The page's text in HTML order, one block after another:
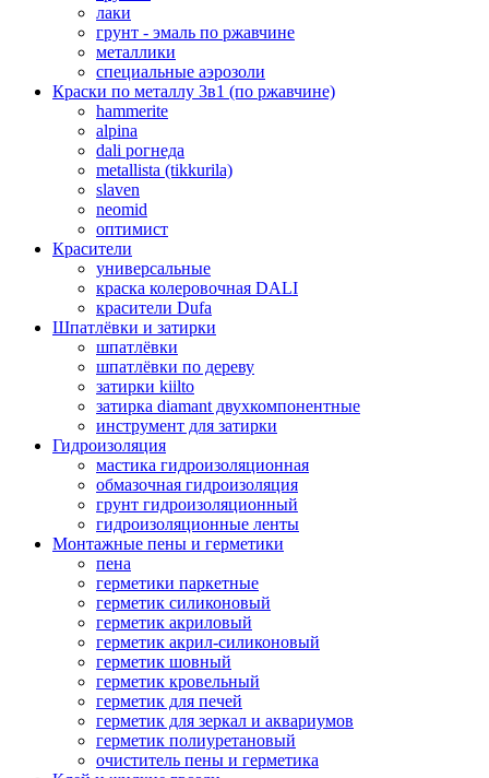
лаки
грунт - эмаль по ржавчине
металлики
специальные аэрозоли
Краски по металлу 3в1 (по ржавчине)
hammerite
alpina
dali рогнеда
metallista (tikkurila)
slaven
neomid
оптимист
Красители
универсальные
краска колеровочная DALI
красители Dufa
Шпатлёвки и затирки
шпатлёвки
шпатлёвки по дереву
затирки kiilto
затирка diamant двухкомпонентные
инструмент для затирки
Гидроизоляция
мастика гидроизоляционная
обмазочная гидроизоляция
грунт гидроизоляционный
гидроизоляционные ленты
Монтажные пены и герметики
пена
герметики паркетные
герметик силиконовый
герметик акриловый
герметик акрил-силиконовый
герметик шовный
герметик кровельный
герметик для печей
герметик для зеркал и аквариумов
герметик полиуретановый
очиститель пены и герметика